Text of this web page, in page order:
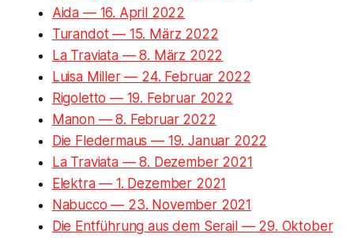
Aida — 16. April 2022
Turandot — 15. März 2022
La Traviata — 8. März 2022
Luisa Miller — 24. Februar 2022
Rigoletto — 19. Februar 2022
Manon — 8. Februar 2022
Die Fledermaus — 19. Januar 2022
La Traviata — 8. Dezember 2021
Elektra — 1. Dezember 2021
Nabucco — 23. November 2021
Die Entführung aus dem Serail — 29. Oktober